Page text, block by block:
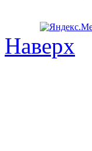
Наверх